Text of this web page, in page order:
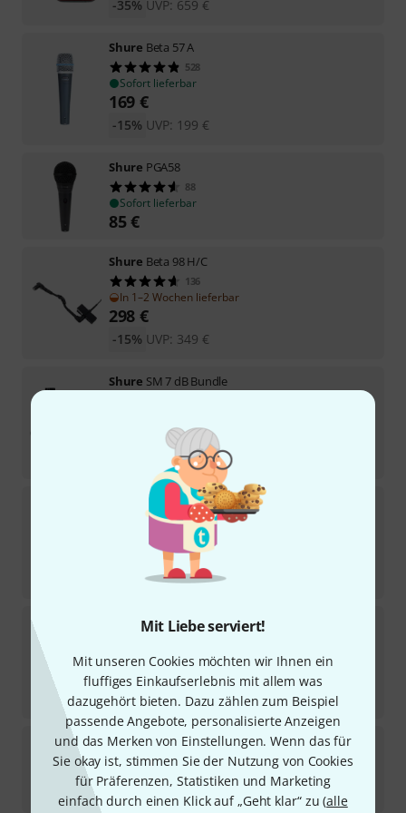
Mit Liebe serviert!
Mit unseren Cookies möchten wir Ihnen ein
fluffiges Einkaufserlebnis mit allem was
dazugehört bieten. Dazu zählen zum Beispiel
passende Angebote, personalisierte Anzeigen
und das Merken von Einstellungen. Wenn das für
Sie okay ist, stimmen Sie der Nutzung von Cookies
für Präferenzen, Statistiken und Marketing
einfach durch einen Klick auf „Geht klar“ zu (alle
UVP: 659 €
-35%
Shure Beta 57 A
528
Sofort lieferbar
169 €
UVP: 199 €
-15%
Shure PGA58
88
Sofort lieferbar
85€
Shure Beta 98 H/C
136
In 1–2 Wochen lieferbar
298 €
UVP: 349 €
-15%
Shure SM 7 dB Bundle
UVP:799 €
MV7i
4
Sofort lieferbar
UVP:419 €
ShureNexadyne 6 3Pack
Sofort lieferbar
669 €
UVP:819 €
-18%
Shure520 DX
159
Sofort lieferbar
159€